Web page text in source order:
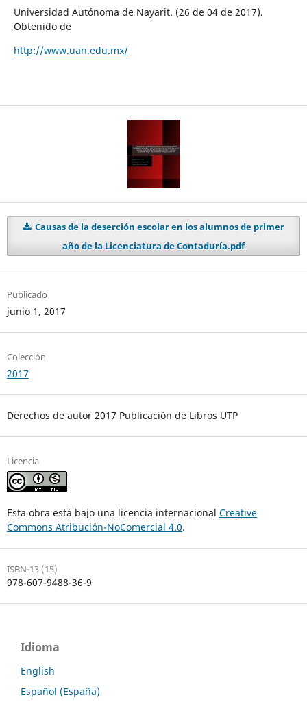
Universidad Autónoma de Nayarit. (26 de 04 de 2017).
Obtenido de
http://www.uan.edu.mx/
Causas de la deserción escolar en los alumnos de primer
año de la Licenciatura de Contaduría.pdf
Publicado
junio 1, 2017
Colección
2017
Derechos de autor 2017 Publicación de Libros UTP
Licencia
Esta obra está bajo una licencia internacional Creative
Commons Atribución-NoComercial 4.0.
ISBN-13 (15)
978-607-9488-36-9
Idioma
English
Español (España)